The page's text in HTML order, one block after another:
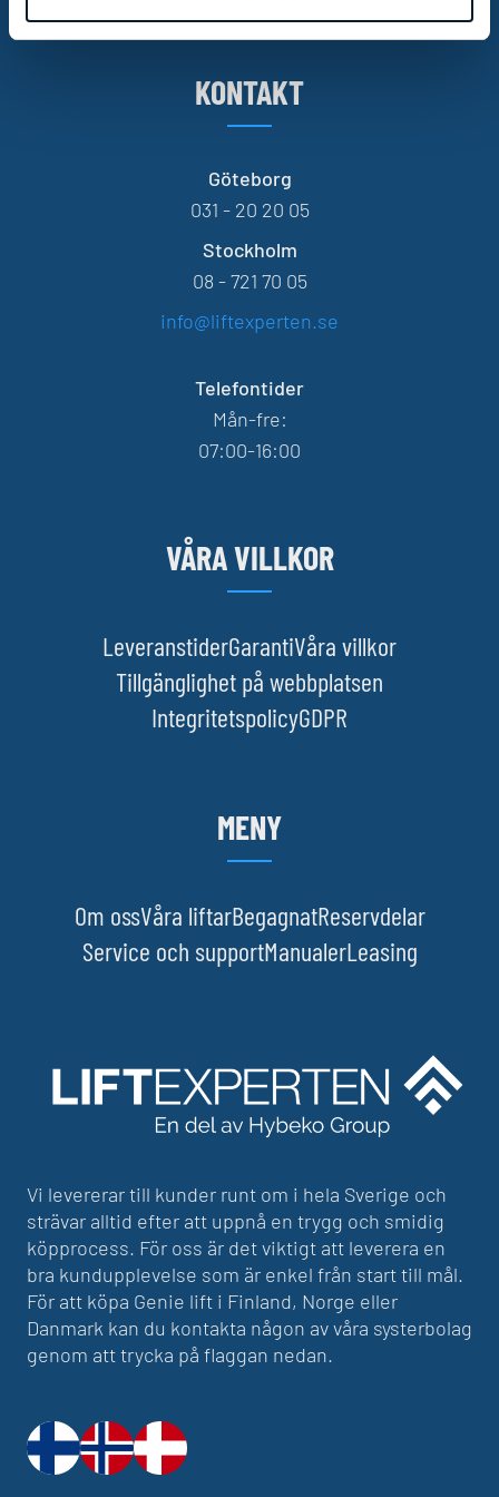
KONTAKT
Göteborg
031 - 20 20 05
Stockholm
08 - 721 70 05
info@liftexperten.se
Telefontider
Mån-fre:
07:00-16:00
VÅRA VILLKOR
LeveranstiderGarantiVåra villkor
Tillgänglighet på webbplatsen
IntegritetspolicyGDPR
MENY
Om ossVåra liftarBegagnatReservdelar
Service och supportManualerLeasing
Vi levererar till kunder runt om i hela Sverige och
strävar alltid efter att uppnå en trygg och smidig
köpprocess. För oss är det viktigt att leverera en
bra kundupplevelse som är enkel från start till mål.
För att köpa Genie lift i Finland, Norge eller
Danmark kan du kontakta någon av våra systerbolag
genom att trycka på flaggan nedan.